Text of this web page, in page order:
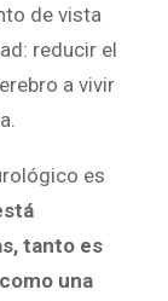
de vista
reducir el
a vivir
es
tanto es
una